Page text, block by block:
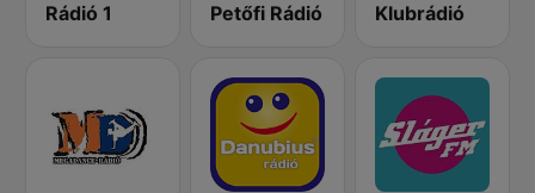
Rádió 1 Petőfi Rádió Klubrádió